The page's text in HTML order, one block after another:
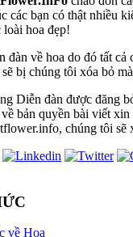
các bạn có thật nhiều
hoa đẹp!
đàn về hoa do đó tất cả
bị chúng tôi xóa bỏ
Diễn đàn được đăng
bản quyền bài viết
chúng tôi sẽ
về Hoa